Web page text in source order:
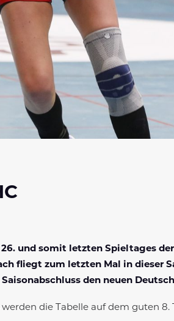
und somit letzten Spieltages der
fliegt zum letzten Mal in dieser
den neuen
die Tabelle auf dem guten